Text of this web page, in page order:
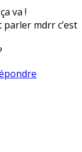
va !
mdrr c’est